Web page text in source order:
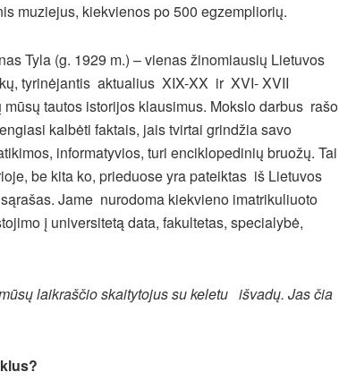
muziejus, kiekvienos po 500 egzempliorių.
Tyla (g. 1929 m.) – vienas žinomiausių Lietuvos
tyrinėjantis aktualius XIX-XX ir XVI- XVII
mūsų tautos istorijos klausimus. Mokslo darbus rašo
kalbėti faktais, jais tvirtai grindžia savo
informatyvios, turi enciklopedinių bruožų. Tai
be kita ko, prieduose yra pateiktas iš Lietuvos
Jame nurodoma kiekvieno imatrikuliuoto
į universitetą data, fakultetas, specialybė,
laikraščio skaitytojus su keletu išvadų. Jas čia